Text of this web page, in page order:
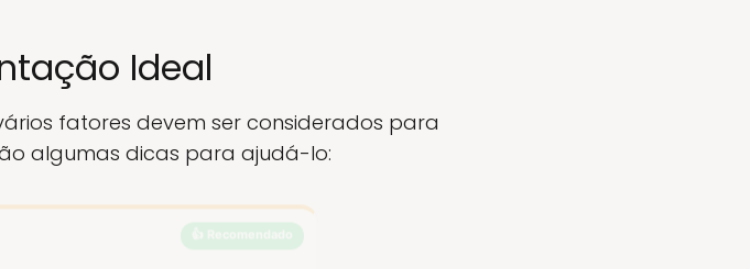
Ideal
fatores devem ser considerados para
algumas dicas para ajudá-lo:
👍 Recomendado